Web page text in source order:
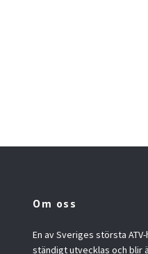
Om oss
En av Sveriges största
ständigt utvecklas och blir